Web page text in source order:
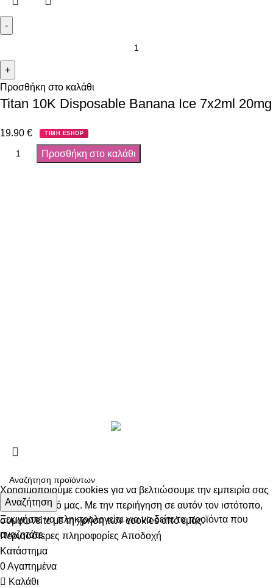
Προσθήκη στο καλάθι
Titan 10K Disposable Banana Ice 7x2ml 20mg
19.90 € ΤΙΜΗ ESHOP
Προσθήκη στο καλάθι
Αναζήτηση
Ξεκινήστε να πληκτρολογείτε για να δείτε τα προϊόντα που
αναζητάτε.
Χρησιμοποιούμε cookies για να βελτιώσουμε την εμπειρία σας
στον ιστότοπό μας. Με την περιήγηση σε αυτόν τον ιστότοπο,
συμφωνείτε με τη χρήση των cookies από εμάς.
Περισσότερες πληροφορίες Αποδοχή
Κατάστημα
0Αγαπημένα
Καλάθι